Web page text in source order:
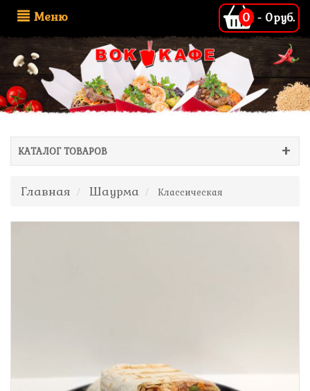
Меню 0 - 0руб.
КАТАЛОГ ТОВАРОВ
Главная Шаурма Классическая